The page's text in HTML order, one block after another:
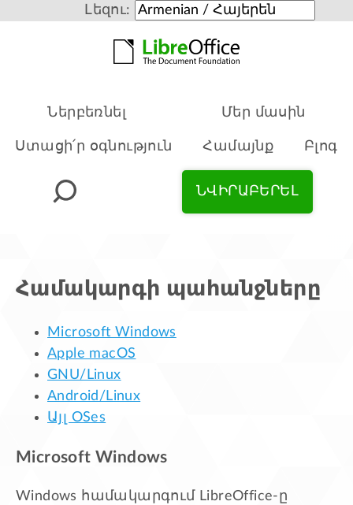
Լեզու:
Ներբեռնել Մեր մասին
Ստացի՛ր օգնություն Համայնք Բլոգ
ՆՎԻՐԱԲԵՐԵԼ
Համակարգի պահանջները
Microsoft Windows
Apple macOS
GNU/Linux
Android/Linux
Այլ OSes
Microsoft Windows
Windows համակարգում LibreOffice-ը